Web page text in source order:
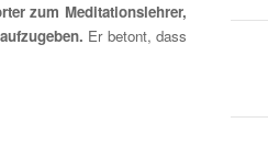
zum Meditationslehrer,
Er betont, dass